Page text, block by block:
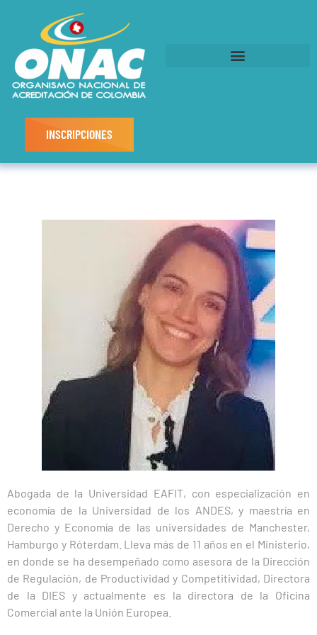
INSCRIPCIONES
Abogada de la Universidad EAFIT, con especialización en
economía de la Universidad de los ANDES, y maestría en
Derecho y Economía de las universidades de Manchester,
Hamburgo y Róterdam. Lleva más de 11 años en el Ministerio,
en donde se ha desempeñado como asesora de la Dirección
de Regulación, de Productividad y Competitividad, Directora
de la DIES y actualmente es la directora de la Oficina
Comercial ante la Unión Europea.